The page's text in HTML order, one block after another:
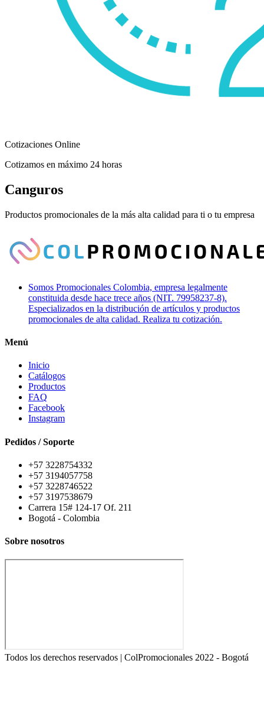
Cotizaciones Online
Cotizamos en máximo 24 horas
Canguros
Productos promocionales de la más alta calidad para ti o tu empresa
Somos Promocionales Colombia, empresa legalmente
constituida desde hace trece años (NIT. 79958237-8).
Especializados en la distribución de artículos y productos
promocionales de alta calidad. Realiza tu cotización.
Menú
Inicio
Catálogos
Productos
FAQ
Facebook
Instagram
Pedidos / Soporte
+57 3228754332
+57 3194057758
+57 3228746522
+57 3197538679
Carrera 15# 124-17 Of. 211
Bogotá - Colombia
Sobre nosotros
Todos los derechos reservados | ColPromocionales 2022 - Bogotá